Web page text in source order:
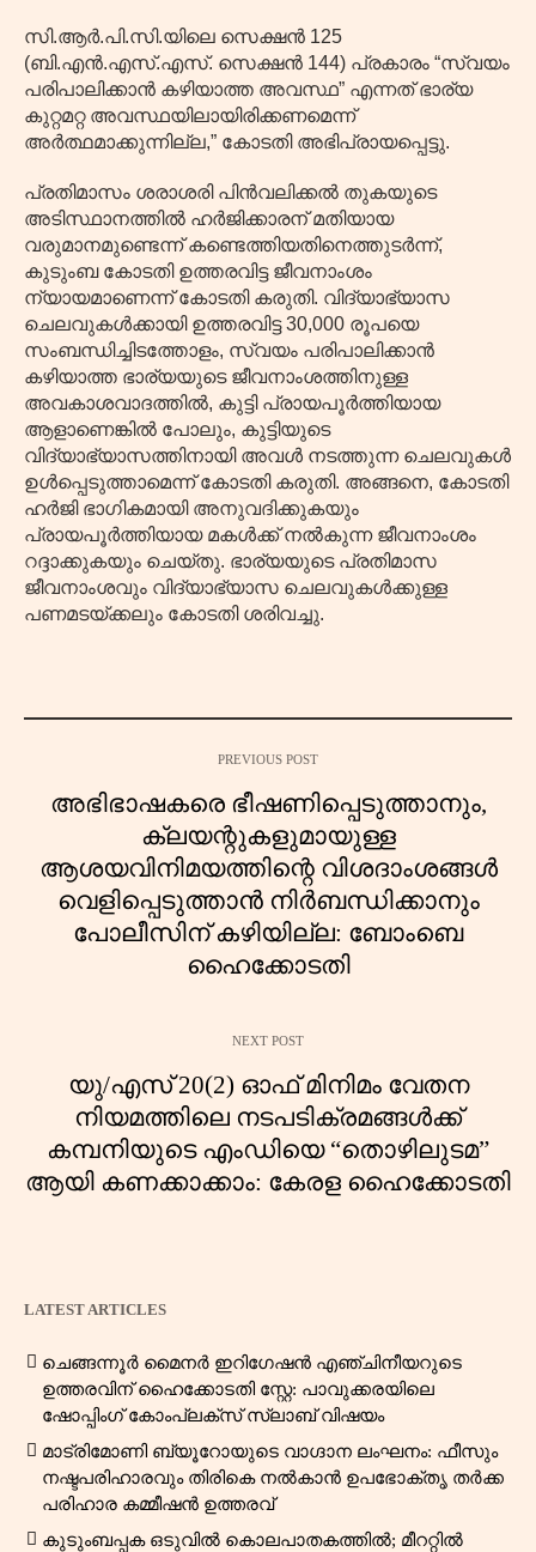
സി.ആർ.പി.സി.യിലെ സെക്ഷൻ 125
(ബി.എൻ.എസ്.എസ്. സെക്ഷൻ 144) പ്രകാരം “സ്വയം
പരിപാലിക്കാൻ കഴിയാത്ത അവസ്ഥ” എന്നത് ഭാര്യ
കുറ്റമറ്റ അവസ്ഥയിലായിരിക്കണമെന്ന്
അർത്ഥമാക്കുന്നില്ല,” കോടതി അഭിപ്രായപ്പെട്ടു.
പ്രതിമാസം ശരാശരി പിൻവലിക്കൽ തുകയുടെ
അടിസ്ഥാനത്തിൽ ഹർജിക്കാരന് മതിയായ
വരുമാനമുണ്ടെന്ന് കണ്ടെത്തിയതിനെത്തുടർന്ന്,
കുടുംബ കോടതി ഉത്തരവിട്ട ജീവനാംശം
ന്യായമാണെന്ന് കോടതി കരുതി. വിദ്യാഭ്യാസ
ചെലവുകൾക്കായി ഉത്തരവിട്ട 30,000 രൂപയെ
സംബന്ധിച്ചിടത്തോളം, സ്വയം പരിപാലിക്കാൻ
കഴിയാത്ത ഭാര്യയുടെ ജീവനാംശത്തിനുള്ള
അവകാശവാദത്തിൽ, കുട്ടി പ്രായപൂർത്തിയായ
ആളാണെങ്കിൽ പോലും, കുട്ടിയുടെ
വിദ്യാഭ്യാസത്തിനായി അവൾ നടത്തുന്ന ചെലവുകൾ
ഉൾപ്പെടുത്താമെന്ന് കോടതി കരുതി. അങ്ങനെ, കോടതി
ഹർജി ഭാഗികമായി അനുവദിക്കുകയും
പ്രായപൂർത്തിയായ മകൾക്ക് നൽകുന്ന ജീവനാംശം
റദ്ദാക്കുകയും ചെയ്തു. ഭാര്യയുടെ പ്രതിമാസ
ജീവനാംശവും വിദ്യാഭ്യാസ ചെലവുകൾക്കുള്ള
പണമടയ്ക്കലും കോടതി ശരിവച്ചു.
PREVIOUS POST
അഭിഭാഷകരെ ഭീഷണിപ്പെടുത്താനും,
ക്ലയന്റുകളുമായുള്ള
ആശയവിനിമയത്തിന്റെ വിശദാംശങ്ങൾ
വെളിപ്പെടുത്താൻ നിർബന്ധിക്കാനും
പോലീസിന് കഴിയില്ല: ബോംബെ
ഹൈക്കോടതി
NEXT POST
യു/എസ് 20(2) ഓഫ് മിനിമം വേതന
നിയമത്തിലെ നടപടിക്രമങ്ങൾക്ക്
കമ്പനിയുടെ എംഡിയെ “തൊഴിലുടമ”
ആയി കണക്കാക്കാം: കേരള ഹൈക്കോടതി
LATEST ARTICLES
ചെങ്ങന്നൂർ മൈനർ ഇറിഗേഷൻ എഞ്ചിനീയറുടെ
ഉത്തരവിന് ഹൈക്കോടതി സ്റ്റേ: പാവുക്കരയിലെ
ഷോപ്പിംഗ് കോംപ്ലക്സ് സ്ലാബ് വിഷയം
മാട്രിമോണി ബ്യൂറോയുടെ വാഗ്ദാന ലംഘനം: ഫീസും
നഷ്ടപരിഹാരവും തിരികെ നൽകാൻ ഉപഭോക്തൃ തർക്ക
പരിഹാര കമ്മീഷൻ ഉത്തരവ്
കുടുംബപ്പക ഒടുവിൽ കൊലപാതകത്തിൽ; മീററ്റിൽ